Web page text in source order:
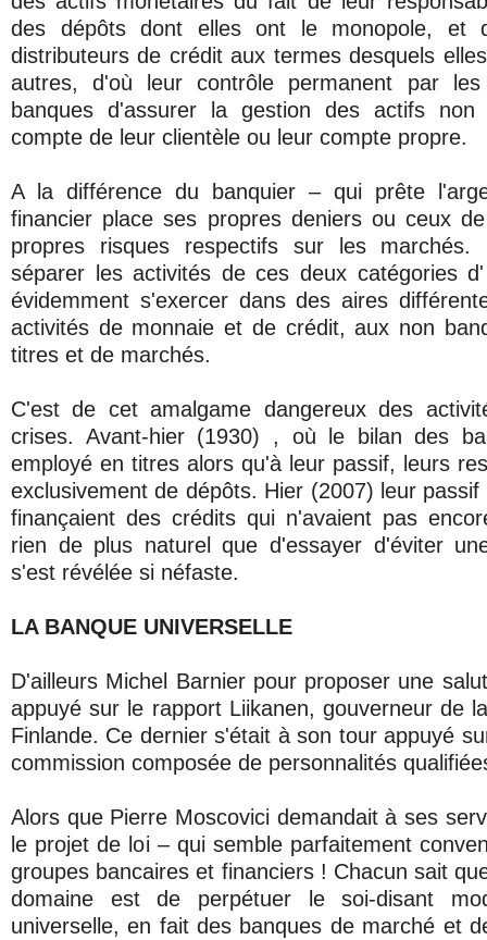
des dépôts dont elles ont le monopole, et
distributeurs de crédit aux termes desquels
autres, d'où leur contrôle permanent par
banques d'assurer la gestion des actifs non
compte de leur clientèle ou leur compte propre.
A la différence du banquier – qui prête
financier place ses propres deniers ou ceux
propres risques respectifs sur les
séparer les activités de ces deux catégories
évidemment s'exercer dans des aires
activités de monnaie et de crédit, aux non
titres et de marchés.
C'est de cet amalgame dangereux des
crises. Avant-hier (1930) , où le bilan des
employé en titres alors qu'à leur passif, leurs
exclusivement de dépôts. Hier (2007) leur
finançaient des crédits qui n'avaient pas
rien de plus naturel que d'essayer d'éviter
s'est révélée si néfaste.
LA BANQUE UNIVERSELLE
D'ailleurs Michel Barnier pour proposer une
appuyé sur le rapport Liikanen, gouverneur de
Finlande. Ce dernier s'était à son tour appuyé
commission composée de personnalités
Alors que Pierre Moscovici demandait à ses
le projet de loi – qui semble parfaitement
groupes bancaires et financiers ! Chacun sait
domaine est de perpétuer le soi-disant
universelle, en fait des banques de marché et